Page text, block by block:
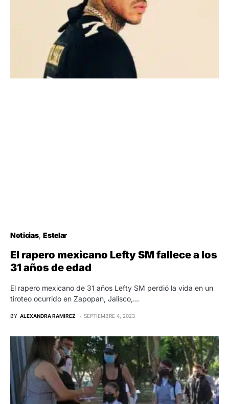
Noticias Estelar
El rapero mexicano Lefty SM fallece a los
31 años de edad
El rapero mexicano de 31 años Lefty SM perdió la vida en un
tiroteo ocurrido en Zapopan, Jalisco,…
BY ALEXANDRA RAMIREZ SEPTIEMBRE 4, 2023